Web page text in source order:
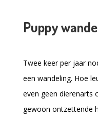
Puppy
Twee keer per jaar
een wandeling. Hoe
even geen dierenarts
gewoon ontzettende